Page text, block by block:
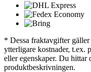
* Dessa fraktavgifter
ytterligare kostnader, t.ex.
eller egenskaper. Du
produktbeskrivningen.